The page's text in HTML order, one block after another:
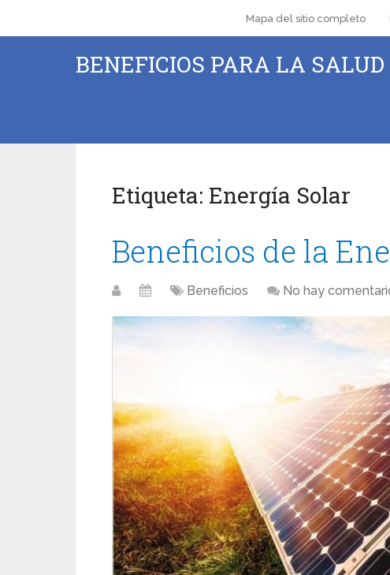
Mapa del sitio completo
BENEFICIOS PARA LA
Etiqueta: Energía Solar
Beneficios de la
Beneficios No hay